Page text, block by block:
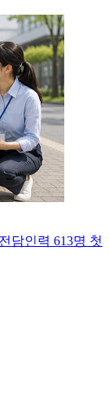
담인력 613명 첫